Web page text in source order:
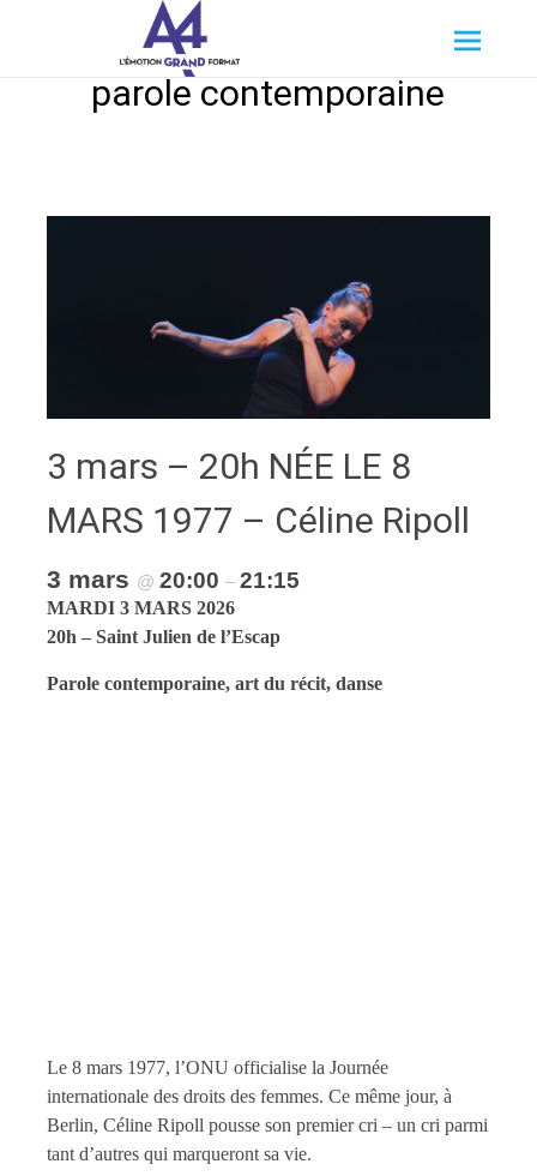
A4 Spectacle Vivant
parole contemporaine
3 mars – 20h NÉE LE 8
MARS 1977 – Céline Ripoll
3 mars @ 20:00 – 21:15
MARDI 3 MARS 2026
20h – Saint Julien de l’Escap
Parole contemporaine, art du récit, danse
Le 8 mars 1977, l’ONU officialise la Journée
internationale des droits des femmes. Ce même jour, à
Berlin, Céline Ripoll pousse son premier cri – un cri parmi
tant d’autres qui marqueront sa vie.